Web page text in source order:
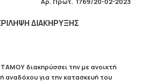
ΔΙΑΚΗΡΥΞΗΣ
διακηρύσσει την με ανοικτή
αναδόχου για την κατασκευή του